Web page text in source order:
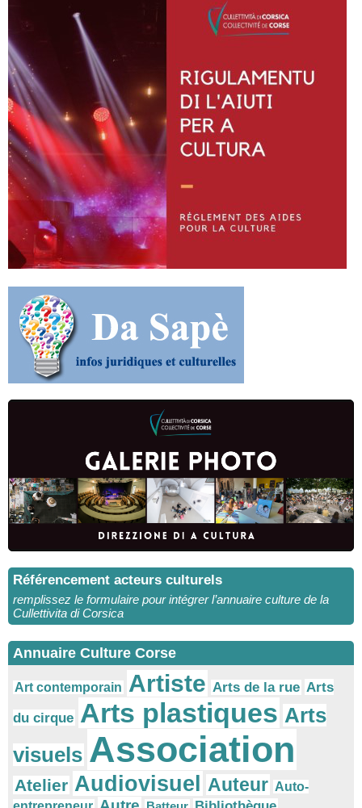
Référencement acteurs culturels
remplissez le formulaire pour intégrer l’annuaire culture de la
Cullettivita di Corsica
Annuaire Culture Corse
Art contemporain Artiste Arts de la rue Arts
du cirque Arts plastiques Arts
visuels Association
Atelier Audiovisuel Auteur Auto-